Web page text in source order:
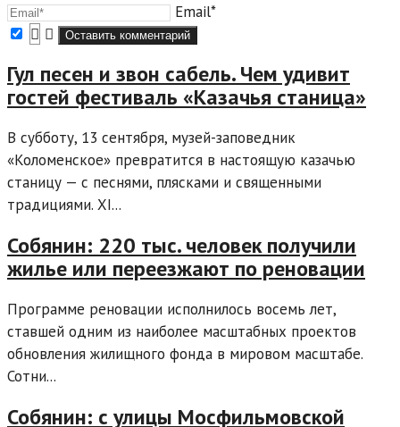
Email*
Гул песен и звон сабель. Чем удивит
гостей фестиваль «Казачья станица»
В субботу, 13 сентября, музей-заповедник
«Коломенское» превратится в настоящую казачью
станицу — с песнями, плясками и священными
традициями. XI...
Собянин: 220 тыс. человек получили
жилье или переезжают по реновации
Программе реновации исполнилось восемь лет,
ставшей одним из наиболее масштабных проектов
обновления жилищного фонда в мировом масштабе.
Сотни...
Собянин: с улицы Мосфильмовской